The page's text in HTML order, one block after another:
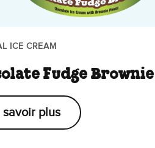
ICE CREAM
Fudge Brownie
savoir plus